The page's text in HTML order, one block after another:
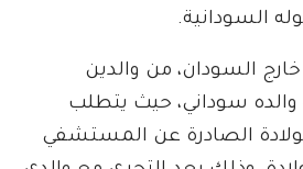
السودانية.
السودان، من والدين
والده سوداني، حيث يتطلب
الولادة الصادرة عن المستشفي